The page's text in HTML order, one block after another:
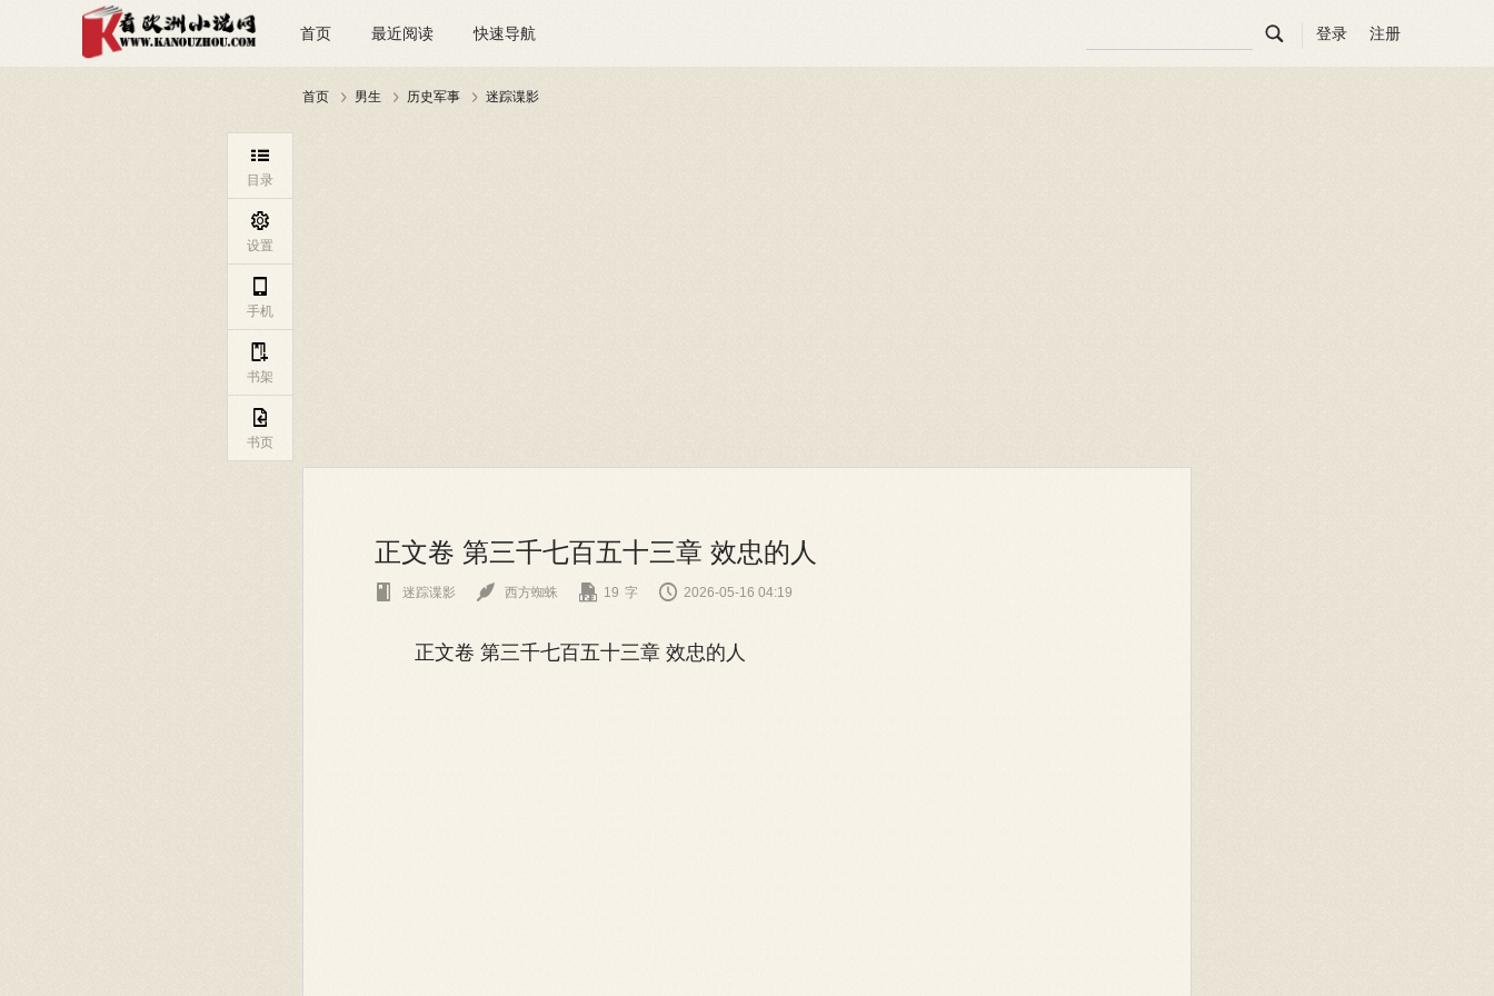
首页 最近阅读 快速导航  登录 注册
首页  男生  历史军事  迷踪谍影
正文卷 第三千七百五十三章 效忠的人
 迷踪谍影  西方蜘蛛  19 字  2026-05-16 04:19
正文卷 第三千七百五十三章 效忠的人

目录

设置
手机

书架

书页